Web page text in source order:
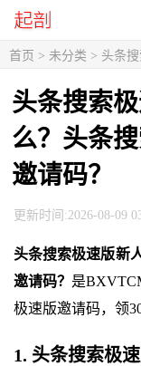
首页 > 未分类 > 头条
头条搜索
么？头条
邀请码？
更新时间:2026-08-09
头条搜索极速版新
邀请码？ 是
极速版邀请码，领
1. 头条搜索极